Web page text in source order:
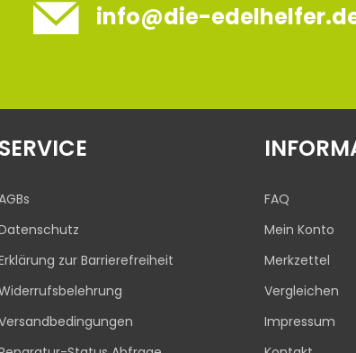
info@die-
SERVICE
zur Barrierefreiheit
FAQ
Mein Konto
Merkzettel
Vergleichen
Impressum